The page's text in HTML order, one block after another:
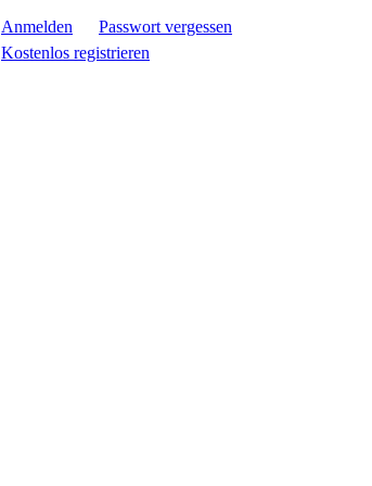
Anmelden
Passwort vergessen
Kostenlos registrieren